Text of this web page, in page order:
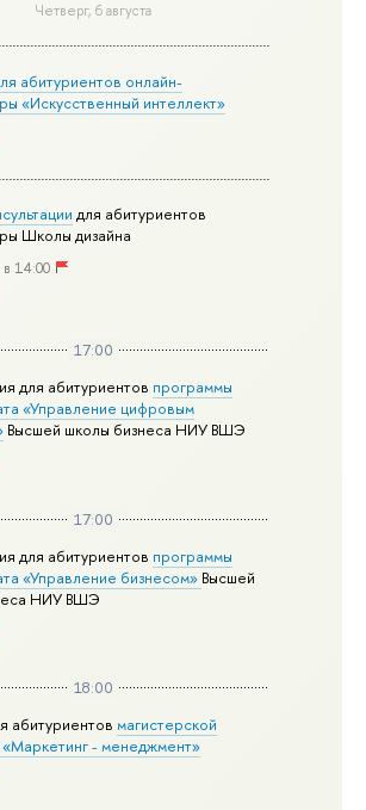
Четверг, 6 августа
абитуриентов онлайн-
«Искусственный интеллект»
для абитуриентов
Школы дизайна
в 14:00
17:00
для абитуриентов программы
«Управление цифровым
Высшей школы бизнеса НИУ ВШЭ
17:00
для абитуриентов программы
«Управление бизнесом» Высшей
НИУ ВШЭ
18:00
абитуриентовмагистерской
- менеджмент»